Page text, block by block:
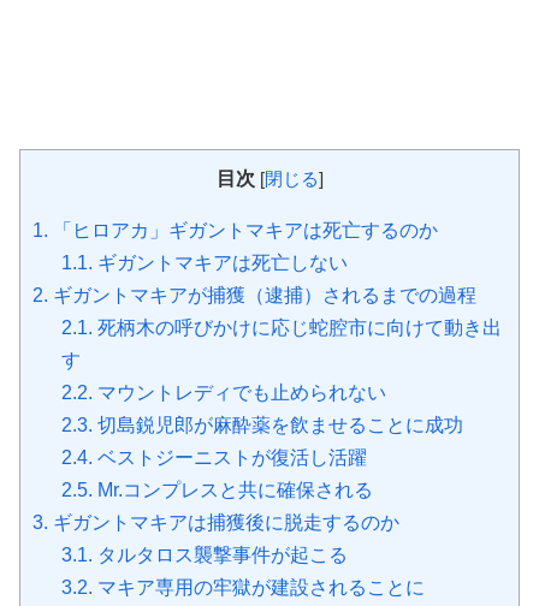
目次 [閉じる]
1. 「ヒロアカ」ギガントマキアは死亡するのか
1.1. ギガントマキアは死亡しない
2. ギガントマキアが捕獲（逮捕）されるまでの過程
2.1. 死柄木の呼びかけに応じ蛇腔市に向けて動き出
す
2.2. マウントレディでも止められない
2.3. 切島鋭児郎が麻酔薬を飲ませることに成功
2.4. ベストジーニストが復活し活躍
2.5. Mr.コンプレスと共に確保される
3. ギガントマキアは捕獲後に脱走するのか
3.1. タルタロス襲撃事件が起こる
3.2. マキア専用の牢獄が建設されることに